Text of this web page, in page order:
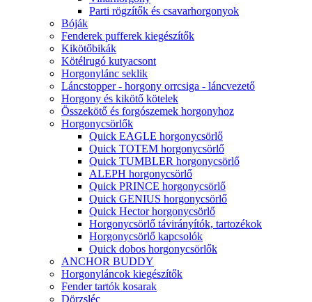
Parti rögzítők és csavarhorgonyok
Bóják
Fenderek pufferek kiegészítők
Kikötőbikák
Kötélrugó kutyacsont
Horgonylánc seklik
Láncstopper - horgony orrcsiga - láncvezető
Horgony és kikötő kötelek
Összekötő és forgószemek horgonyhoz
Horgonycsörlők
Quick EAGLE horgonycsörlő
Quick TOTEM horgonycsörlő
Quick TUMBLER horgonycsörlő
ALEPH horgonycsörlő
Quick PRINCE horgonycsörlő
Quick GENIUS horgonycsörlő
Quick Hector horgonycsörlő
Horgonycsörlő távirányítók, tartozékok
Horgonycsörlő kapcsolók
Quick dobos horgonycsörlők
ANCHOR BUDDY
Horgonyláncok kiegészítők
Fender tartók kosarak
Dörzsléc